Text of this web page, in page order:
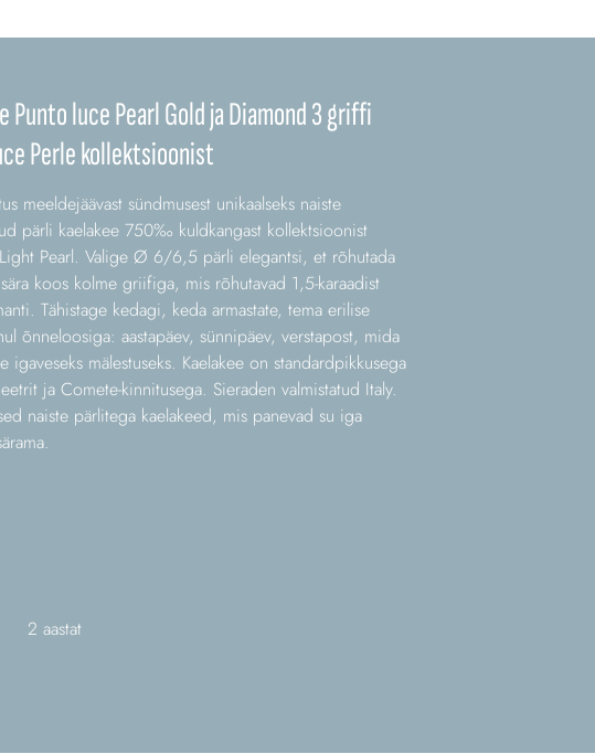
Punto luce Pearl Gold ja Diamond 3 griffi
Perle kollektsioonist
meeldejäävast sündmusest unikaalseks naiste
pärli kaelakee 750‰ kuldkangast kollektsioonist
Pearl. Valige Ø 6/6,5 pärli elegantsi, et rõhutada
koos kolme griifiga, mis rõhutavad 1,5-karaadist
Tähistage kedagi, keda armastate, tema erilise
õnneloosiga: aastapäev, sünnipäev, verstapost, mida
igaveseks mälestuseks. Kaelakee on standardpikkusega
ja Comete-kinnitusega. Sieraden valmistatud Italy.
naiste pärlitega kaelakeed, mis panevad su iga
2 aastat